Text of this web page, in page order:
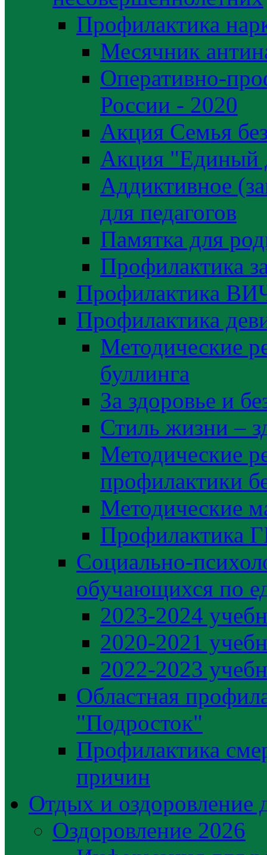
Профилактика
Месячник
Оперативно-
России - 2020
Акция Семья
Акция "Единый
Аддиктивное
для педагогов
Памятка для
Профилактика
Профилактика
Профилактика
Методические
буллинга
За здоровье и
Стиль жизни –
Методические
профилактики
Методические
Социально-
обучающихся по
2023-2024
2020-2021
2022-2023
Областная
"Подросток"
Профилактика
причин
Отдых и оздоровление
Оздоровление 2026